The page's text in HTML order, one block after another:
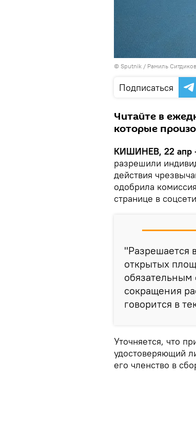
© Sputnik / Рамиль Ситдиков
Подписаться
Читайте в
которые
КИШИНЕВ, 22 апр
разрешили
действия
одобрила
странице в
"Разрешается
открытых
сокращения
говорится в
Уточняется, что
удостоверяющий
его членство в